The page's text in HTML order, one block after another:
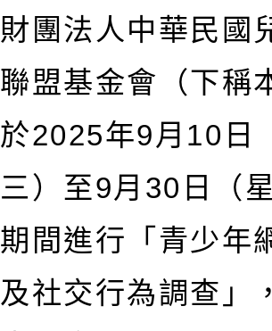
財團法人中華民國
聯盟基金會（下稱
於2025年9月10日
三）至9月30日（
期間進行「青少年
及社交行為調查」